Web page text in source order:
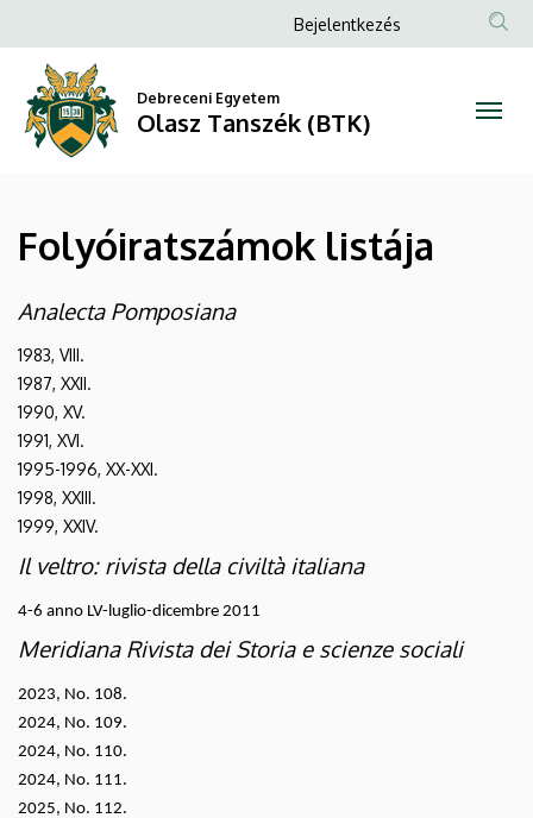
Folyóiratszámok
listája
Olasz
Tanszék
(BTK)
a
tartalomra
Anonim
menüje
Bejelentkezés
Debreceni Egyetem
Olasz Tanszék (BTK)
Folyóiratszámok listája
Analecta Pomposiana
1983, VIII.
1987, XXII.
1990, XV.
1991, XVI.
1995-1996, XX-XXI.
1998, XXIII.
1999, XXIV.
Il veltro: rivista della civiltà italiana
4-6 anno LV-luglio-dicembre 2011
Meridiana Rivista dei Storia e scienze sociali
2023, No. 108.
2024, No. 109.
2024, No. 110.
2024, No. 111.
2025, No. 112.